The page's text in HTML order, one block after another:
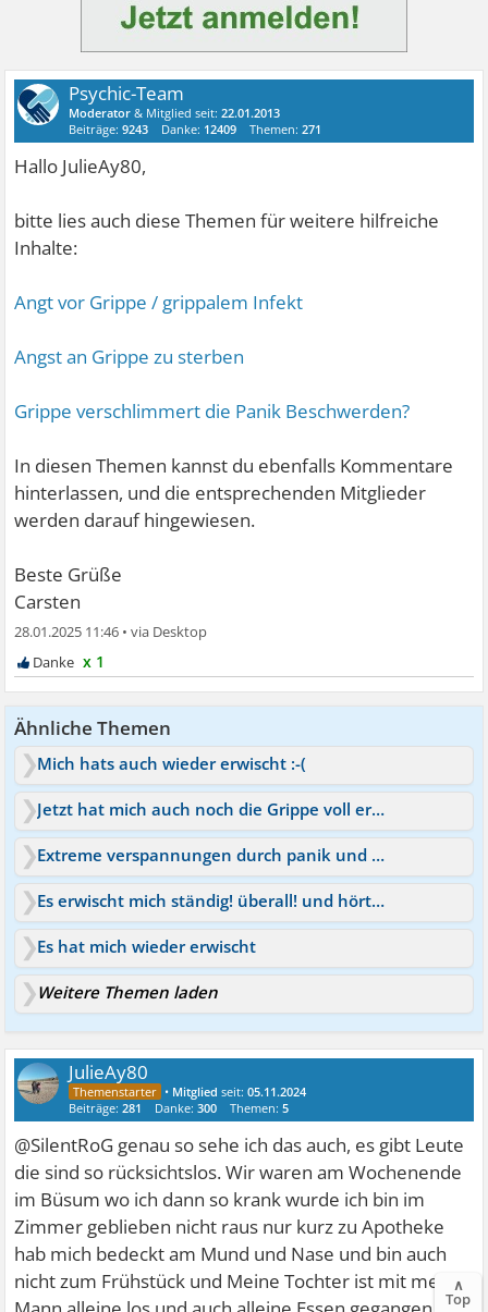
Psychic-Team
Moderator & Mitglied seit:22.01.2013
Beiträge:9243 Danke: 12409 Themen:271
Hallo JulieAy80,
bitte lies auch diese Themen für weitere hilfreiche
Inhalte:
Angt vor Grippe / grippalem Infekt
Angst an Grippe zu sterben
Grippe verschlimmert die Panik Beschwerden?
In diesen Themen kannst du ebenfalls Kommentare
hinterlassen, und die entsprechenden Mitglieder
werden darauf hingewiesen.
Beste Grüße
Carsten
28.01.2025 11:46 •
x 1
Ähnliche Themen
Mich hats auch wieder erwischt :-(
Jetzt hat mich auch noch die Grippe voll erwischt
Extreme verspannungen durch panik und angst
Es erwischt mich ständig! überall! und hört nicht auf :(
Es hat mich wieder erwischt
Weitere Themen laden
JulieAy80
• Mitglied seit:05.11.2024
Beiträge:281 Danke:300 Themen:5
@SilentRoG genau so sehe ich das auch, es gibt Leute
die sind so rücksichtslos. Wir waren am Wochenende
im Büsum wo ich dann so krank wurde ich bin im
Zimmer geblieben nicht raus nur kurz zu Apotheke
hab mich bedeckt am Mund und Nase und bin auch
nicht zum Frühstück und Meine Tochter ist mit mein
∧
Top